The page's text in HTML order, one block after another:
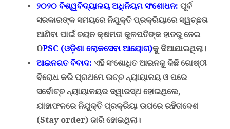
୨୦୨୦ ବିଶ୍ୱବିଦ୍ୟାଳୟ ଅଧିନିୟମ ସଂଶୋଧନ: ପୂର୍ବ
ସରକାରଙ୍କ ସମୟରେ ନିଯୁକ୍ତି ପ୍ରକ୍ରିୟାରେ ସ୍ୱଚ୍ଛତା
ଆଣିବା ପାଇଁ ଚୟନ କ୍ଷମତା କୁଳପତିଙ୍କ ହାତରୁ ନେଇ
OPSC (ଓଡ଼ିଶା ଲୋକସେବା ଆୟୋଗ)କୁ ଦିଆଯାଇଥିଲା।
ଆଇନଗତ ବିବାଦ: ଏହି ସଂଶୋଧିତ ଆଇନକୁ କିଛି ଗୋଷ୍ଠୀ
ବିରୋଧ କରି ପ୍ରଥମେ ଉଚ୍ଚ ନ୍ୟାୟାଳୟ ଓ ପରେ
ସର୍ବୋଚ୍ଚ ନ୍ୟାୟାଳୟର ଦ୍ୱାରସ୍ଥ ହୋଇଥିଲେ,
ଯାହାଫଳରେ ନିଯୁକ୍ତି ପ୍ରକ୍ରିୟା ଉପରେ ରହିତାଦେଶ
(Stay order)ଜାରି ହୋଇଥିଲା।